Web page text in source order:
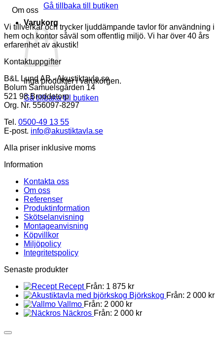
Gå tillbaka till butiken
Varukorg
Inga produkter i varukorgen.
Gå tillbaka till butiken
Om oss
Vi tillverkar och trycker ljuddämpande tavlor för användning i
hem och kontor såväl som offentlig miljö. Vi har över 40 års
erfarenhet av akustik!
Kontaktuppgifter
B&L Lund AB - Akustiktavla.se
Bolum Samuelsgården 14
521 98 Broddetorp
Org. Nr. 556097-8297
Tel. 0500-49 13 55
E-post. info@akustiktavla.se
Alla priser inklusive moms
Information
Kontakta oss
Om oss
Referenser
Produktinformation
Skötselanvisning
Montageanvisning
Köpvillkor
Miljöpolicy
Integritetspolicy
Senaste produkter
Recept Från: 1 875 kr
Björkskog Från: 2 000 kr
Vallmo Från: 2 000 kr
Näckros Från: 2 000 kr